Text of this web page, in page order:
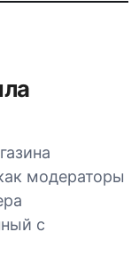
модераторы
с